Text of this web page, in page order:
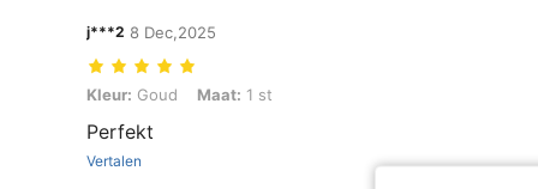
j***2 8 Dec,2025
Kleur: Goud, Maat: 1 st
Kleur: Goud Maat: 1 st
Perfekt
Vertalen